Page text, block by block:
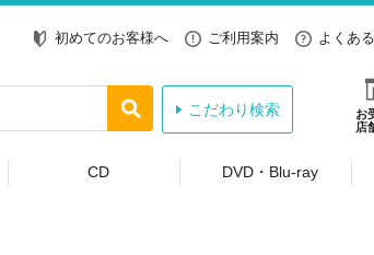
初めてのお客様へ ご利用案内 よくあ
お
店
こだわり検索
CD DVD・Blu-ray